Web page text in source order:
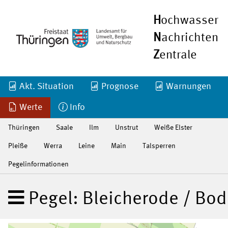
Hochwasser
Nachrichten
Zentrale
Akt. Situation Prognose Warnungen
Werte Info
Thüringen Saale Ilm Unstrut Weiße Elster
Pleiße Werra Leine Main Talsperren
Pegelinformationen
Pegel: Bleicherode /